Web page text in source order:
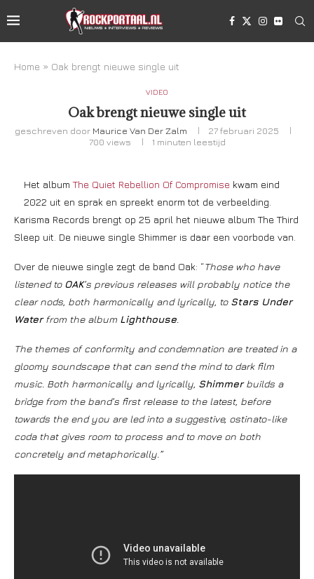
Home » Oak brengt nieuwe single uit
VIDEO
Oak brengt nieuwe single uit
geschreven door Maurice Van Der Zalm
27 februari 2025
700 views 1 minuten leestijd
Het albumThe Quiet Rebellion Of Compromise kwam eind
2022 uit en sprak en spreekt enorm tot de verbeelding.
Karisma Records brengt op 25 april het nieuwe album The Third
Sleep uit. De nieuwe single Shimmer is daar een voorbode van.
Over de nieuwe single zegt de band Oak: “Those who have
listened to OAK’s previous releases will probably notice the
clear nods, both harmonically and lyrically, to Stars Under
Waterfrom the album Lighthouse
The themes of conformity and condemnation are treated in a
gloomy soundscape that can send the mind to dark film
music. Both harmonically and lyrically, Shimmerbuilds a
bridge from the band’s first release to the latest, before
towards the end you are led into a suggestive, ostinato-like
coda that gives room to process and to move on both
concretely and metaphorically.”